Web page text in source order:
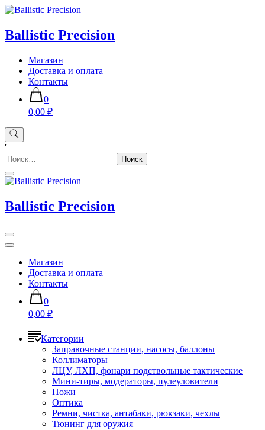
Skip
content
Ballistic Precision
Магазин
Доставка и оплата
Контакты
0
0,00 ₽
'
Найти:
Ballistic Precision
Магазин
Доставка и оплата
Контакты
0
0,00 ₽
Категории
Заправочные станции, насосы, баллоны
Коллиматоры
ЛЦУ, ЛХП, фонари подствольные тактические
Мини-тиры, модераторы, пулеуловители
Ножи
Оптика
Ремни, чистка, антабаки, рюкзаки, чехлы
Тюнинг для оружия